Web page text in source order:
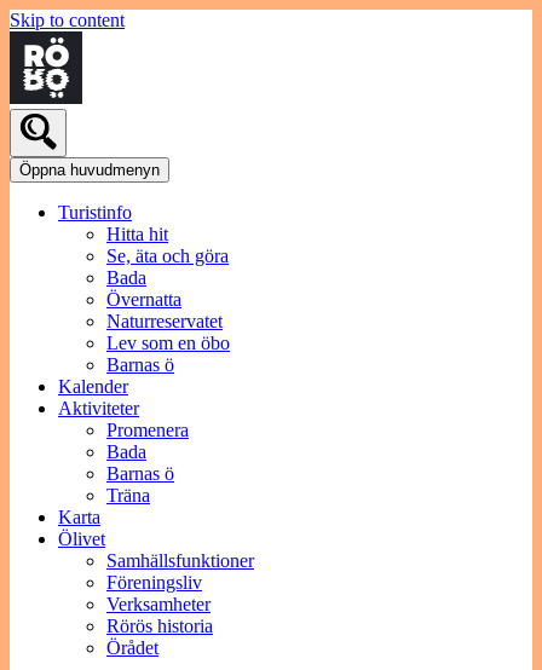
Skip to content
Öppna huvudmenyn
Turistinfo
Hitta hit
Se, äta och göra
Bada
Övernatta
Naturreservatet
Lev som en öbo
Barnas ö
Kalender
Aktiviteter
Promenera
Bada
Barnas ö
Träna
Karta
Ölivet
Samhällsfunktioner
Föreningsliv
Verksamheter
Rörös historia
Örådet